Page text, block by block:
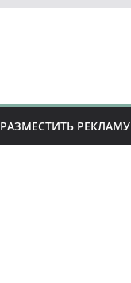
РАЗМЕСТИТЬ РЕКЛАМУ